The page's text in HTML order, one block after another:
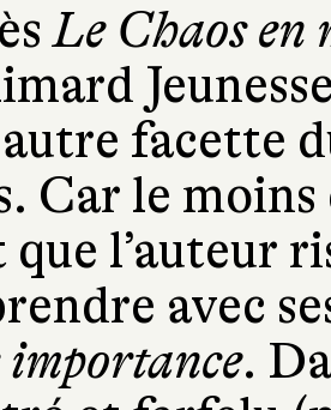
Le Chaos en
facette
Car le moins
que l’auteur
avec
importance.